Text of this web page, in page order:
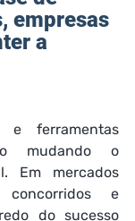
empresas
a
e ferramentas
mudando o
Em mercados
e
do sucesso